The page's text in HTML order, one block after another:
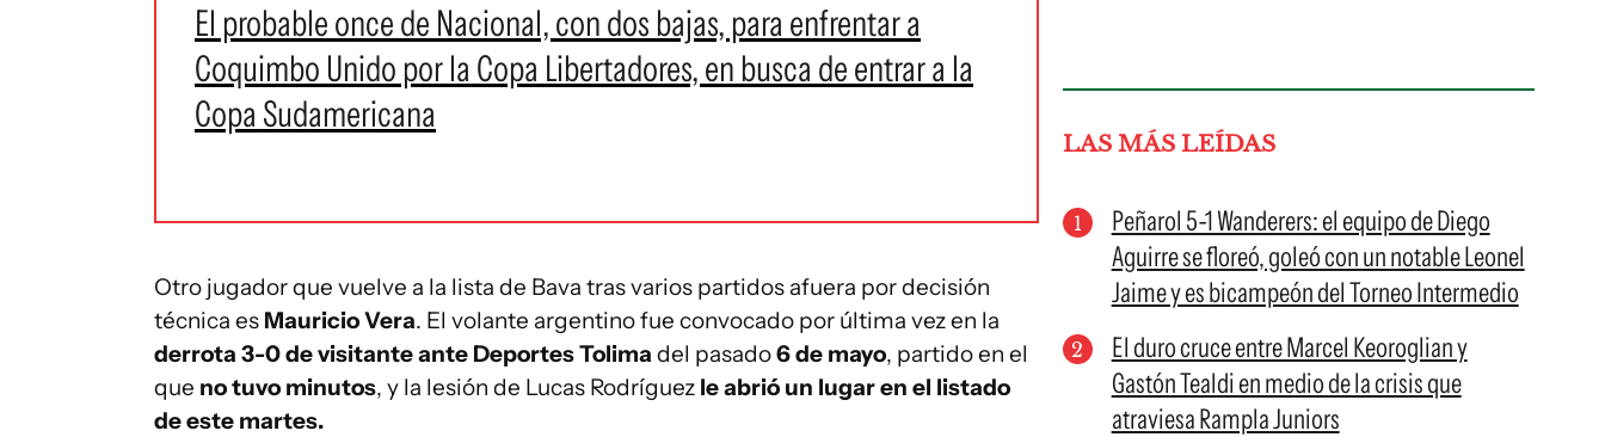
El probable once de Nacional, con dos bajas, para enfrentar a
Coquimbo Unido por la Copa Libertadores, en busca de entrar a la
Copa Sudamericana
Otro jugador que vuelve a la lista de Bava tras varios partidos afuera por decisión
técnica es Mauricio Vera. El volante argentino fue convocado por última vez en la
derrota 3-0 de visitante ante Deportes Tolima del pasado6 de mayo, partido en el
que no tuvo minutos, y la lesión de Lucas Rodríguez le abrió un lugar en el listado
de este martes.
LAS MÁS LEÍDAS
Peñarol 5-1 Wanderers: el equipo de Diego
Aguirre se floreó, goleó con un notable Leonel
Jaime y es bicampeón del Torneo Intermedio
El duro cruce entre Marcel Keoroglian y
Gastón Tealdi en medio de la crisis que
atraviesa Rampla Juniors